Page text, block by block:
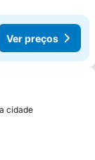
Ver preços
favoritos
cidade